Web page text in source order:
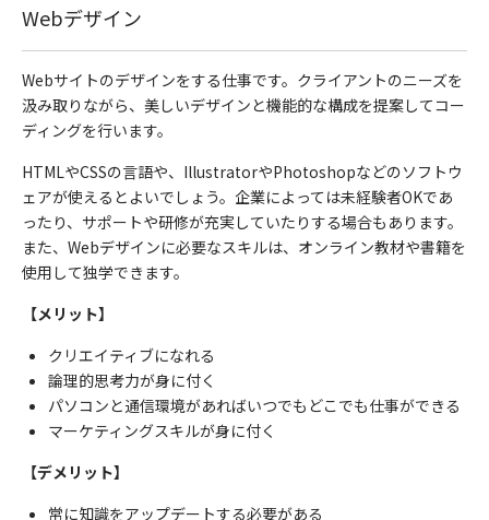
Webデザイン
Webサイトのデザインをする仕事です。クライアントのニーズを
汲み取りながら、美しいデザインと機能的な構成を提案してコー
ディングを行います。
HTMLやCSSの言語や、 IllustratorやPhotoshopなどのソフトウ
ェアが使えるとよいでしょう。企業によっては未経験者OKであ
ったり、サポートや研修が充実していたりする場合もあります。
また、 Webデザインに必要なスキルは、オンライン教材や書籍を
使用して独学できます。
【メリット】
クリエイティブになれる
論理的思考力が身に付く
パソコンと通信環境があればいつでもどこでも仕事ができる
マーケティングスキルが身に付く
【デメリット】
常に知識をアップデートする必要がある